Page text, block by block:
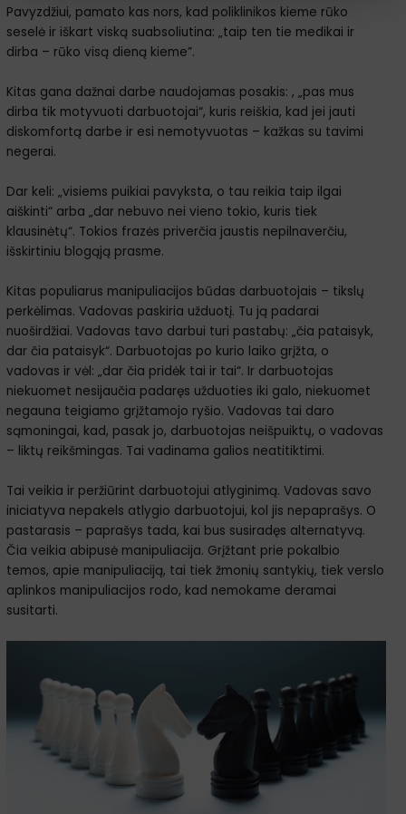
Pavyzdžiui, pamato kas nors, kad poliklinikos kieme rūko
seselė ir iškart viską suabsoliutina: „taip ten tie medikai ir
dirba – rūko visą dieną kieme”.
Kitas gana dažnai darbe naudojamas posakis: , „pas mus
dirba tik motyvuoti darbuotojai“, kuris reiškia, kad jei jauti
diskomfortą darbe ir esi nemotyvuotas – kažkas su tavimi
negerai.
Dar keli: „visiems puikiai pavyksta, o tau reikia taip ilgai
aiškinti“ arba „dar nebuvo nei vieno tokio, kuris tiek
klausinėtų“. Tokios frazės priverčia jaustis nepilnaverčiu,
išskirtiniu blogąją prasme.
Kitas populiarus manipuliacijos būdas darbuotojais – tikslų
perkėlimas. Vadovas paskiria užduotį. Tu ją padarai
nuoširdžiai. Vadovas tavo darbui turi pastabų: „čia pataisyk,
dar čia pataisyk“. Darbuotojas po kurio laiko grįžta, o
vadovas ir vėl: „dar čia pridėk tai ir tai“. Ir darbuotojas
niekuomet nesijaučia padaręs užduoties iki galo, niekuomet
negauna teigiamo grįžtamojo ryšio. Vadovas tai daro
sąmoningai, kad, pasak jo, darbuotojas neišpuiktų, o vadovas
– liktų reikšmingas. Tai vadinama galios neatitiktimi.
Tai veikia ir peržiūrint darbuotojui atlyginimą. Vadovas savo
iniciatyva nepakels atlygio darbuotojui, kol jis nepaprašys. O
pastarasis – paprašys tada, kai bus susiradęs alternatyvą.
Čia veikia abipusė manipuliacija. Grįžtant prie pokalbio
temos, apie manipuliaciją, tai tiek žmonių santykių, tiek verslo
aplinkos manipuliacijos rodo, kad nemokame deramai
susitarti.